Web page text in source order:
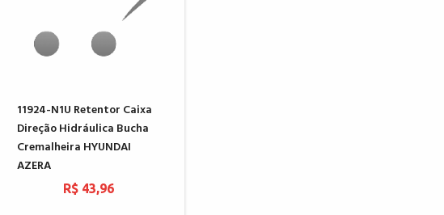
11924-N1U Retentor Caixa
Direção Hidráulica Bucha
Cremalheira HYUNDAI
AZERA
R$ 43,96